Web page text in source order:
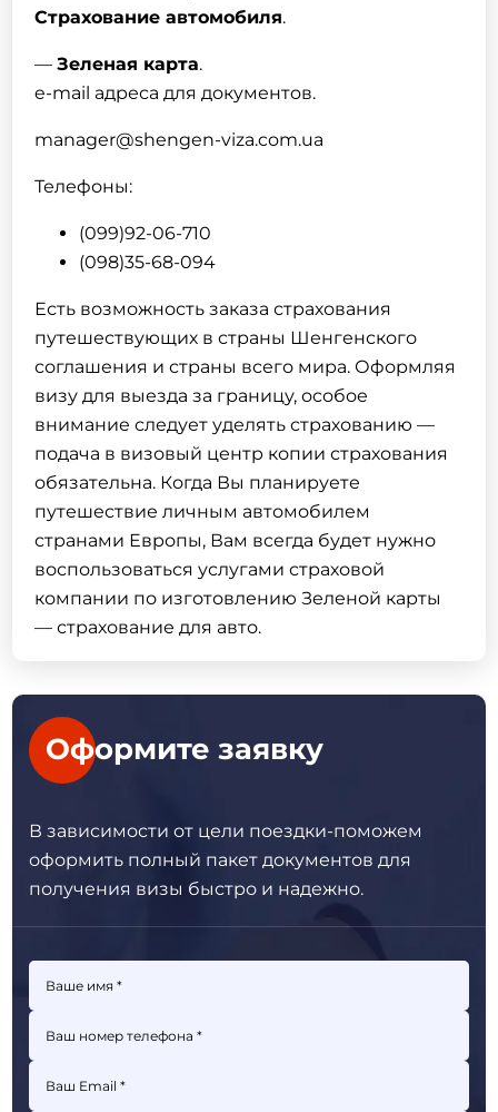
Страхование автомобиля.
—Зеленая карта.
e-mail адреса для документoв.
manager@shengen-viza.com.ua
Телефоны:
(099)92-06-710
(098)35-68-094
Есть возможность заказа страхования
путешествующих в страны Шенгенского
соглашения и страны всего мира. Оформляя
визу для выезда за границу, особое
внимание следует уделять страхованию —
подача в визовый центр копии страхования
обязательна. Когда Вы планируете
путешествие личным автомобилем
странами Европы, Вам всегда будет нужно
воспользоваться услугами страховой
компании по изготовлениюЗеленой карты
—страхование для авто.
Оформите заявку
В зависимости от цели поездки-поможем
оформить полный пакет документов для
получения визы быстро и надежно.